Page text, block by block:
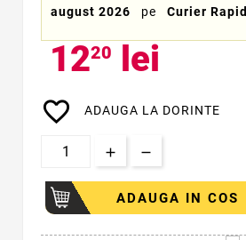
august 2026
pe Curier Rapid
1220 lei
favorite_border ADAUGA LA DORINTE
ADAUGA IN COS